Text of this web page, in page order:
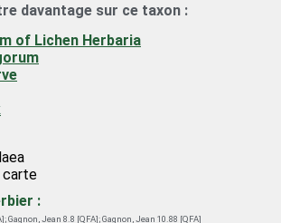
(Sommerf.) Hertel & Rambold;
(Sommerf.) Hertel & Rambold;
(Nyl.);
davantage sur ce taxon :
of Lichen Herbaria
:
;Gagnon, Jean 8.8 [QFA];Gagnon, Jean 10.88 [QFA]